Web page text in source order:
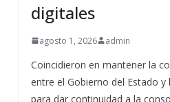
digitales
agosto 1, 2026 admin
Coincidieron en mantener la
entre el Gobierno del Estado y
para dar continuidad a la